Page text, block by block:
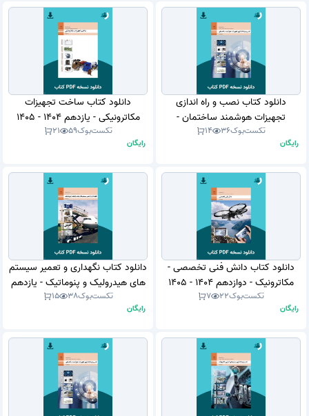
دانلود کتاب نصب و راه اندازی
تجهیزات هوشمند ساختمان -
دوازدهم 1404 - 1405 (نسخه PDF)تکست‌بوک36
14
رایگان
دانلود کتاب ساخت تجهیزات
مکاترونیکی - یازدهم 1404 - 1405
(نسخه PDF)
تکست‌بوک59
21
رایگان
دانلود کتاب دانش فنی تخصصی -
مکاترونیک - دوازدهم 1404 - 1405
(نسخه PDF)
تکست‌بوک22
7
رایگان
دانلود کتاب نگهداری و تعمیر سیستم
های هیدرولیک و پنوماتیک - یازدهم
1404 - 1405 (نسخه PDF)تکست‌بوک38
15
رایگان